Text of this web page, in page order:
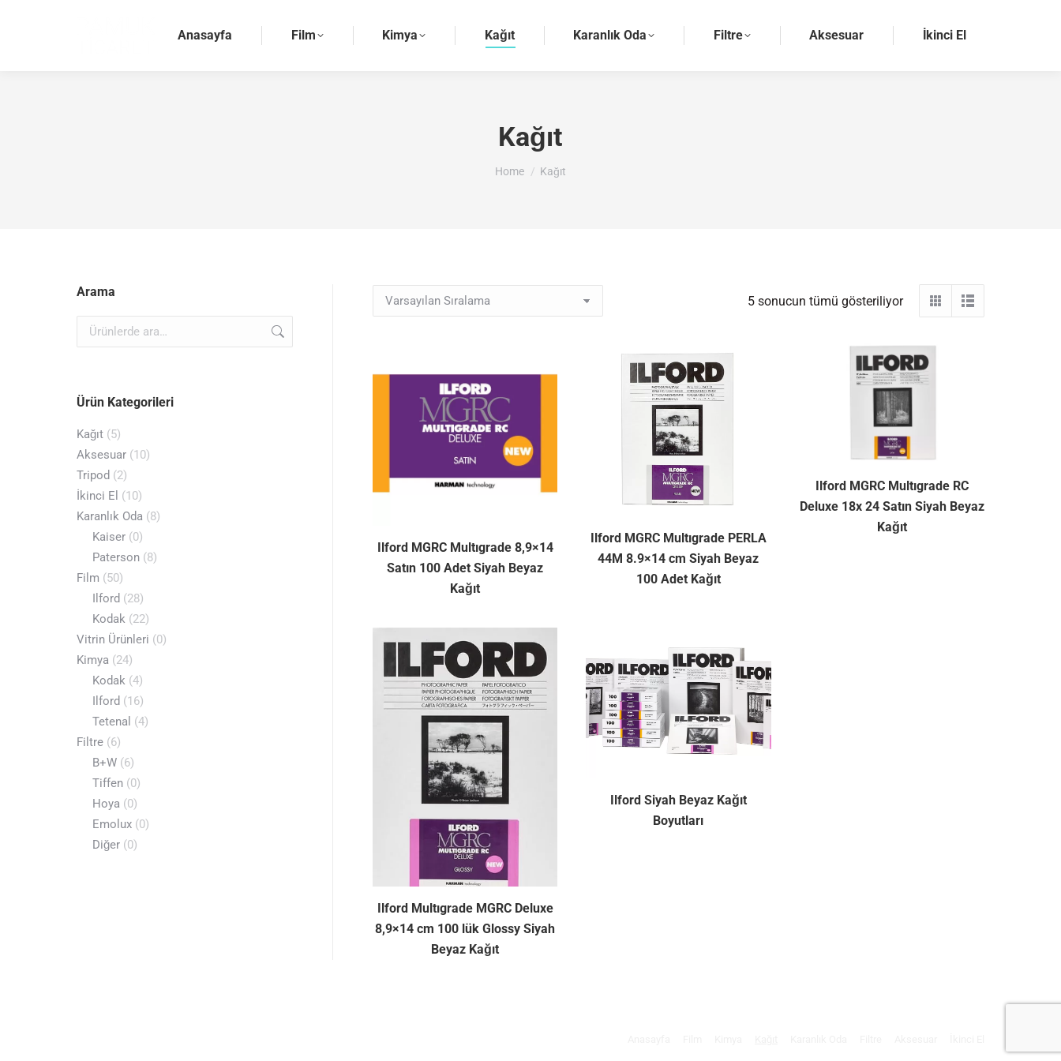
Anasayfa Film Kimya Kağıt Karanlık Oda Filtre Aksesuar İkinci El
Kağıt
You are here:
Home Kağıt
5 sonucun tümü gösteriliyor
Ilford MGRC Multıgrade 8,9×14
Satın 100 Adet Siyah Beyaz
Kağıt
Ilford MGRC Multıgrade PERLA
44M 8.9×14 cm Siyah Beyaz
100 Adet Kağıt
Ilford MGRC Multıgrade RC
Deluxe 18x 24 Satın Siyah Beyaz
Kağıt
Ilford Multıgrade MGRC Deluxe
8,9×14 cm 100 lük Glossy Siyah
Beyaz Kağıt
Ilford Siyah Beyaz Kağıt
Boyutları
Arama
Ürün Kategorileri
Kağıt (5)
Aksesuar (10)
Tripod (2)
İkinci El (10)
Karanlık Oda (8)
Kaiser (0)
Paterson (8)
Film (50)
Ilford (28)
Kodak (22)
Vitrin Ürünleri (0)
Kimya (24)
Kodak (4)
Ilford (16)
Tetenal (4)
Filtre (6)
B+W (6)
Tiffen (0)
Hoya (0)
Emolux (0)
Diğer (0)